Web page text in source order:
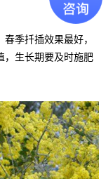
季扦插效果最好，
，生长期要及时施肥